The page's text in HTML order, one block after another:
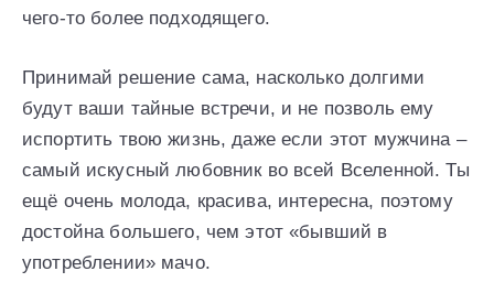
чего-то более подходящего.
Принимай решение сама, насколько долгими
будут ваши тайные встречи, и не позволь ему
испортить твою жизнь, даже если этот мужчина –
самый искусный любовник во всей Вселенной. Ты
ещё очень молода, красива, интересна, поэтому
достойна большего, чем этот «бывший в
употреблении» мачо.